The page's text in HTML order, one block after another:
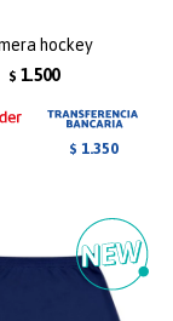
hockey
$ 1.500
$ 1.350